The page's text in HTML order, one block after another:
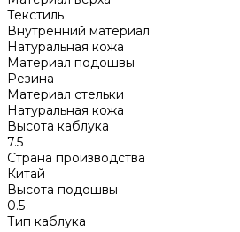
Текстиль
Внутренний материал
Натуральная кожа
Материал подошвы
Резина
Материал стельки
Натуральная кожа
Высота каблука
7.5
Страна производства
Китай
Высота подошвы
0.5
Тип каблука